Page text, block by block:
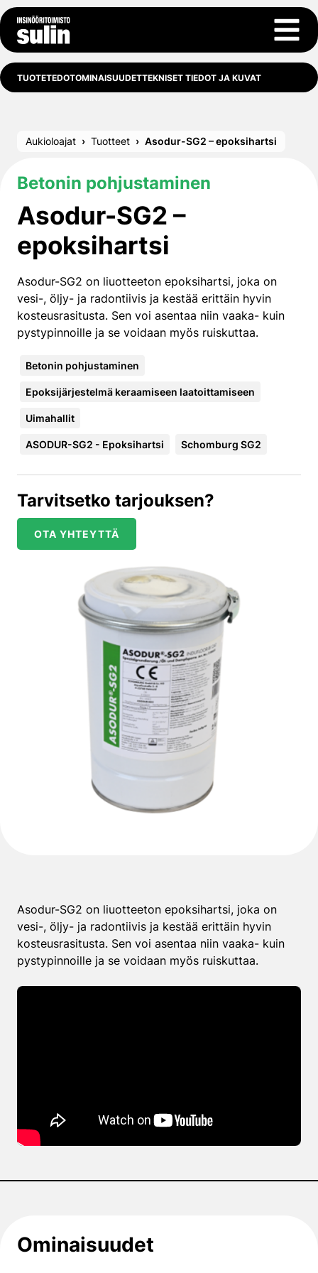
Siirry sisältöön
Avaa
TUOTETEDOTOMINAISUUDETTEKNISET TIEDOT JA KUVAT
Aukioloajat Tuotteet Asodur-SG2 – epoksihartsi
Betonin pohjustaminen
Asodur-SG2 –
epoksihartsi
Asodur-SG2 on liuotteeton epoksihartsi, joka on
vesi-, öljy- ja radontiivis ja kestää erittäin hyvin
kosteusrasitusta. Sen voi asentaa niin vaaka- kuin
pystypinnoille ja se voidaan myös ruiskuttaa.
Betonin pohjustaminen
Epoksijärjestelmä keraamiseen laatoittamiseen
Uimahallit
ASODUR-SG2 - Epoksihartsi Schomburg SG2
Tarvitsetko tarjouksen?
OTA YHTEYTTÄ
Asodur-SG2 on liuotteeton epoksihartsi, joka on
vesi-, öljy- ja radontiivis ja kestää erittäin hyvin
kosteusrasitusta. Sen voi asentaa niin vaaka- kuin
pystypinnoille ja se voidaan myös ruiskuttaa.
Ominaisuudet